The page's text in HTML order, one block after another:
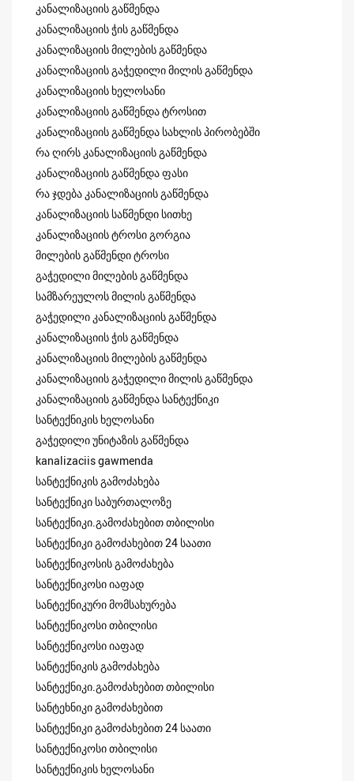
კანალიზაციის გაწმენდა
კანალიზაციის ჭის გაწმენდა
კანალიზაციის მილების გაწმენდა
კანალიზაციის გაჭედილი მილის გაწმენდა
კანალიზაციის ხელოსანი
კანალიზაციის გაწმენდა ტროსით
კანალიზაციის გაწმენდა სახლის პირობებში
რა ღირს კანალიზაციის გაწმენდა
კანალიზაციის გაწმენდა ფასი
რა ჯდება კანალიზაციის გაწმენდა
კანალიზაციის საწმენდი სითხე
კანალიზაციის ტროსი გორგია
მილების გაწმენდი ტროსი
გაჭედილი მილების გაწმენდა
სამზარეულოს მილის გაწმენდა
გაჭედილი კანალიზაციის გაწმენდა
კანალიზაციის ჭის გაწმენდა
კანალიზაციის მილების გაწმენდა
კანალიზაციის გაჭედილი მილის გაწმენდა
კანალიზაციის გაწმენდა სანტექნიკი
სანტექნიკის ხელოსანი
გაჭედილი უნიტაზის გაწმენდა
kanalizaciis gawmenda
სანტექნიკის გამოძახება
სანტექნიკი საბურთალოზე
სანტექნიკი.გამოძახებით თბილისი
სანტექნიკი გამოძახებით 24 საათი
სანტექნიკოსის გამოძახება
სანტექნიკოსი იაფად
სანტექნიკური მომსახურება
სანტექნიკოსი თბილისი
სანტექნიკოსი იაფად
სანტექნიკის გამოძახება
სანტექნიკი.გამოძახებით თბილისი
სანტეხნიკი გამოძახებით
სანტექნიკი გამოძახებით 24 საათი
სანტექნიკოსი თბილისი
სანტექნიკის ხელოსანი